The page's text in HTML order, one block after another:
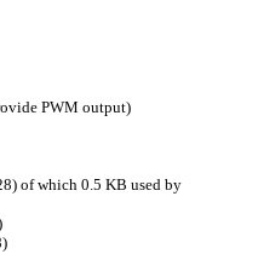
PWM output)
which 0.5 KB used by